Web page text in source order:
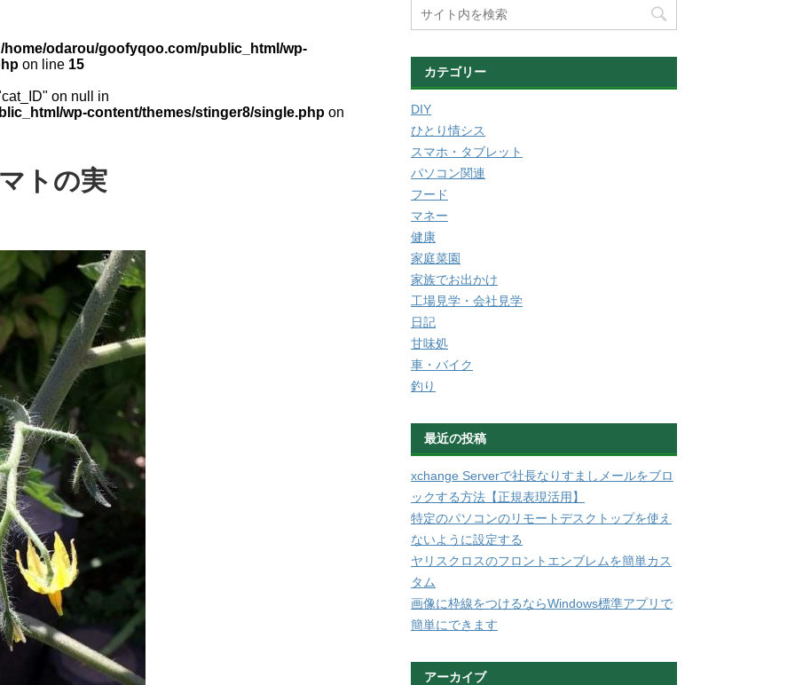
/home/odarou/goofyqoo.com/public_html/wp-
on line 15
on null in
wp-content/themes/stinger8/single.php on
トの実
カテゴリー
DIY
ひとり情シス
スマホ・タブレット
パソコン関連
フード
マネー
健康
家庭菜園
家族でお出かけ
工場見学・会社見学
日記
甘味処
車・バイク
釣り
最近の投稿
xchange Serverで社長なりすましメールをブロ
ックする方法【正規表現活用】
特定のパソコンのリモートデスクトップを使え
ないように設定する
ヤリスクロスのフロントエンブレムを簡単カス
タム
画像に枠線をつけるならWindows標準アプリで
簡単にできます
アーカイブ